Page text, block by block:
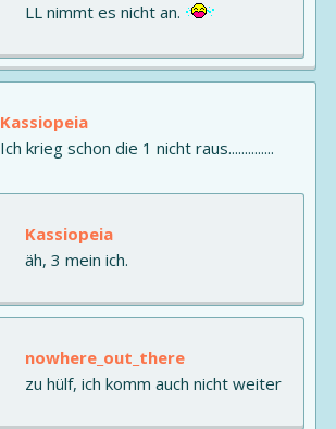
LL nimmt es nicht an.
Kassiopeia
Ich krieg schon die 1 nicht raus..............
Kassiopeia
äh, 3 mein ich.
nowhere_out_there
zu hülf, ich komm auch nicht weiter